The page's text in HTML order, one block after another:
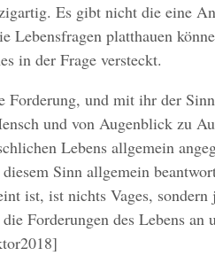
Es gibt nicht die eine
Lebensfragen platthauen
in der Frage versteckt.
Forderung, und mit ihr der
und von Augenblick zu
Lebens allgemein
diesem Sinn allgemein
ist, ist nichts Vages,
Forderungen des Lebens